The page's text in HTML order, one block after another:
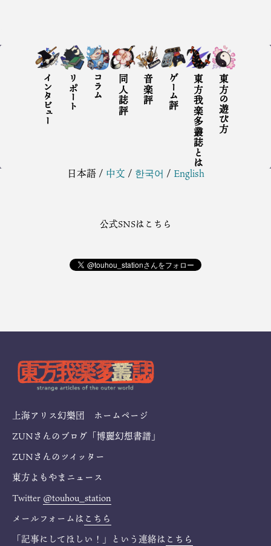
インタビュー リポート コラム 同人誌評 音楽評 ゲーム評 東方我楽多叢誌とは 東方の遊び方
日本語/ 中文 / 한국어 / English
公式SNSはこちら
上海アリス幻樂団 ホームページ
ZUNさんのブログ「博麗幻想書譜」
ZUNさんのツイッター
東方よもやまニュース
Twitter @touhou_station
メールフォームは こちら
「記事にしてほしい！」という連絡は こちら